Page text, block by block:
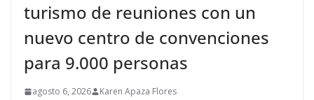
turismo de reuniones con un
nuevo centro de convenciones
para 9.000 personas
agosto 6, 2026 Karen Apaza Flores